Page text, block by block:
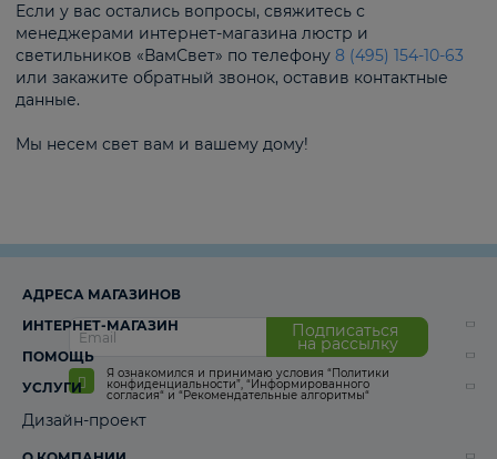
Если у вас остались вопросы, свяжитесь с
менеджерами интернет-магазина люстр и
светильников «ВамСвет» по телефону 8 (495) 154-10-63
или закажите обратный звонок, оставив контактные
данные.
Мы несем свет вам и вашему дому!
Подписаться
на рассылку
Я ознакомился и принимаю условия “Политики
конфиденциальности”, “Информированного
согласия“ и “Рекомендательные алгоритмы“
АДРЕСА МАГАЗИНОВ
ИНТЕРНЕТ-МАГАЗИН
ПОМОЩЬ
УСЛУГИ
Дизайн-проект